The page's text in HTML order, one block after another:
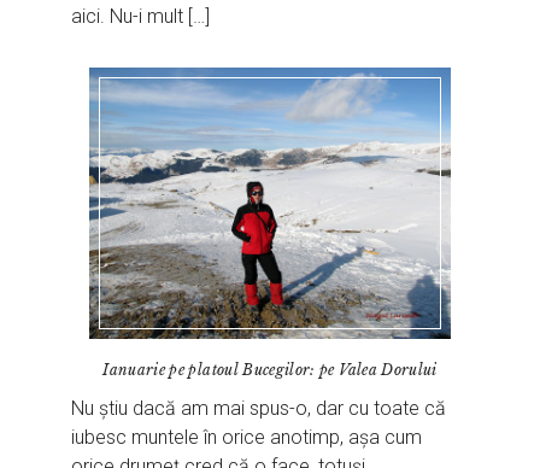
aici. Nu-i mult […]
Ianuarie pe platoul Bucegilor: pe Valea Dorului
Nu știu dacă am mai spus-o, dar cu toate că
iubesc muntele în orice anotimp, așa cum